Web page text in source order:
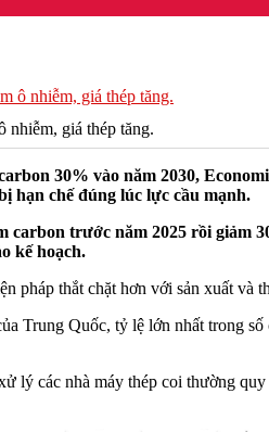
ô nhiễm, giá thép tăng.
nhiễm, giá thép tăng.
30% vào năm 2030,
hạn chế đúng lúc lực cầu mạnh.
carbon trước năm 2025 rồi giảm
kế hoạch.
pháp thắt chặt hơn với sản xuất
Trung Quốc, tỷ lệ lớn nhất trong
lý các nhà máy thép coi thường